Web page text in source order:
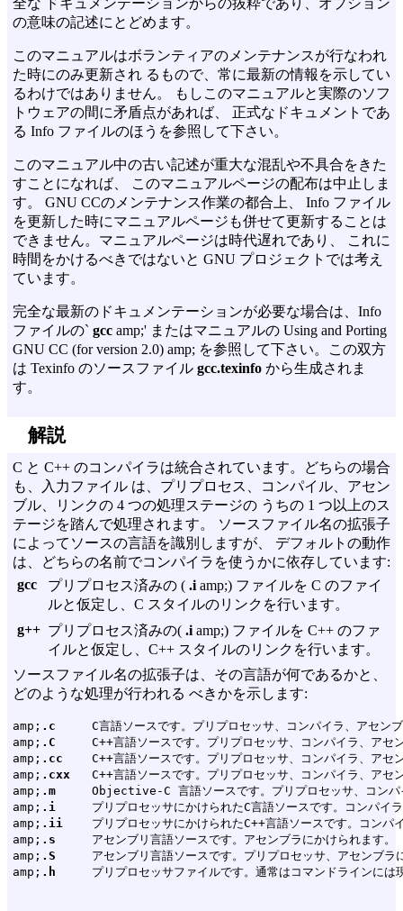
全な ドキュメンテーションからの抜粋であり、オプション
の意味の記述にとどめます。
このマニュアルはボランティアのメンテナンスが行なわれ
た時にのみ更新され るもので、常に最新の情報を示してい
るわけではありません。 もしこのマニュアルと実際のソフ
トウェアの間に矛盾点があれば、 正式なドキュメントであ
る Info ファイルのほうを参照して下さい。
このマニュアル中の古い記述が重大な混乱や不具合をきた
すことになれば、 このマニュアルページの配布は中止しま
す。 GNU CCのメンテナンス作業の都合上、 Info ファイル
を更新した時にマニュアルページも併せて更新することは
できません。マニュアルページは時代遅れであり、 これに
時間をかけるべきではないと GNU プロジェクトでは考え
ています。
完全な最新のドキュメンテーションが必要な場合は、Info
ファイルの` gcc amp;' またはマニュアルの Using and Porting
GNU CC (for version 2.0) amp; を参照して下さい。この双方
は Texinfo のソースファイル gcc.texinfo から生成されま
す。
解説
C と C++ のコンパイラは統合されています。どちらの場合
も、入力ファイル は、プリプロセス、コンパイル、アセン
ブル、リンクの 4 つの処理ステージの うちの 1 つ以上のス
テージを踏んで処理されます。 ソースファイル名の拡張子
によってソースの言語を識別しますが、 デフォルトの動作
は、どちらの名前でコンパイラを使うかに依存しています:
gcc
プリプロセス済みの ( .i amp;) ファイルを C のファイ
ルと仮定し、C スタイルのリンクを行います。
g++ プリプロセス済みの( .i amp;) ファイルを C++ のファ
イルと仮定し、C++ スタイルのリンクを行います。
ソースファイル名の拡張子は、その言語が何であるかと、
どのような処理が行われる べきかを示します:
amp; .c
C言語ソースです。プリプロセッサ、コンパイラ、アセン
amp; .C
C++言語ソースです。プリプロセッサ、コンパイラ、アセ
amp; .cc
C++言語ソースです。プリプロセッサ、コンパイラ、アセ
amp; .cxx
C++言語ソースです。プリプロセッサ、コンパイラ、アセ
amp; .m
Objective-C 言語ソースです。プリプロセッサ、コンパ
amp; .i
プリプロセッサにかけられたC言語ソースです。コンパイ
amp; .ii
プリプロセッサにかけられたC++言語ソースです。コンパ
amp; .s
     アセンブリ言語ソースです。アセンブラにかけられます。
amp; .S
アセンブリ言語ソースです。プリプロセッサ、アセンブラ
amp; .h